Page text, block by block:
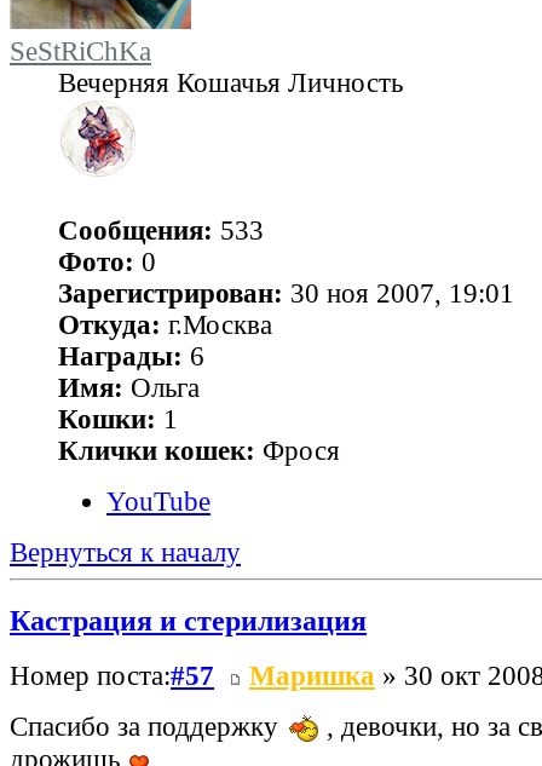
SeStRiChKa
Вечерняя Кошачья Личность
Сообщения: 533
Фото: 0
Зарегистрирован: 30 ноя 2007, 19:01
Откуда: г.Москва
Награды: 6
Имя: Ольга
Кошки: 1
Клички кошек: Фрося
YouTube
Вернуться к началу
Кастрация и стерилизация
Номер поста:#57 Маришка » 30 окт
Спасибо за поддержку
, девочки, но за
дрожишь